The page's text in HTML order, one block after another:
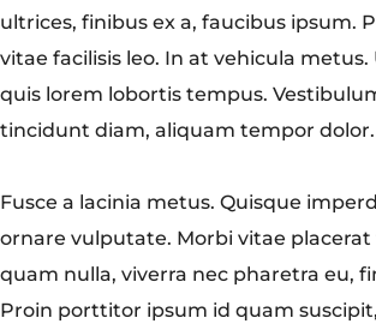
ultrices, finibus ex a, faucibus ipsum.
vitae facilisis leo. In at vehicula
quis lorem lobortis tempus.
tincidunt diam, aliquam tempor dolor.
Fusce a lacinia metus. Quisque
ornare vulputate. Morbi vitae
quam nulla, viverra nec pharetra eu,
Proin porttitor ipsum id quam